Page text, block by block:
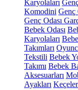
Karyolaları
Komodini Genç
Genç Odası
Bebek Odası
Karyolaları
Takımları
Tekstili Bebek
Takımı Bebek
Aksesuarları
Ayakları Keçeler